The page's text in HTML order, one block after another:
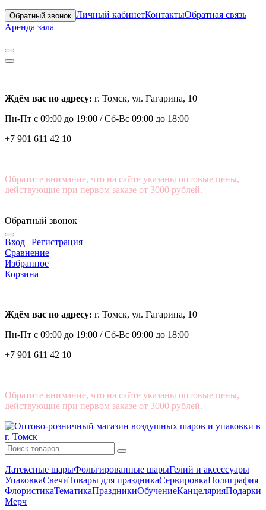
Обратный звонок Личный кабинетКонтактыОбратная связь
Аренда зала
Ждём вас по адресу: г. Томск, ул. Гагарина, 10
Пн-Пт с 09:00 до 19:00 /Сб-Вс 09:00 до 18:00
+7 901 611 42 10
Обратите внимание, что на сайте указаны оптовые цены,
действующие при первом заказе от 3000 рублей.
Обратный звонок
Вход | Регистрация
Сравнение
Избранное
Корзина
Ждём вас по адресу: г. Томск, ул. Гагарина, 10
Пн-Пт с 09:00 до 19:00 /Сб-Вс 09:00 до 18:00
+7 901 611 42 10
Обратите внимание, что на сайте указаны оптовые цены,
действующие при первом заказе от 3000 рублей.
Латексные шарыФольгированные шарыГелий и аксессуары
УпаковкаСвечиТовары для праздникаСервировкаПолиграфия
ФлористикаТематикаПраздникиОбучениеКанцелярияПодарки
Мерч